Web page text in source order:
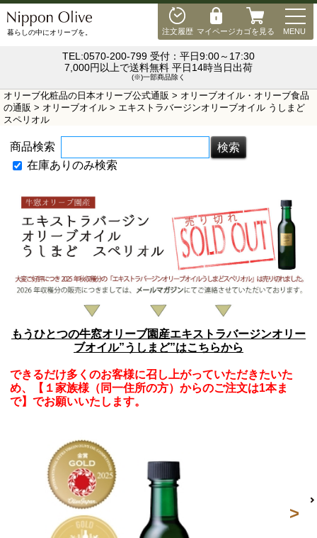
注文履歴 マイページカゴを見る MENU
暮らしの中にオリーブを。
TEL:0570-200-799 受付：平日9:00～17:30
7,000円以上で送料無料 平日14時当日出荷
(※)一部商品除く
オリーブ化粧品の日本オリーブ公式通販 > オリーブオイル・オリーブ食品
の通販 > オリーブオイル > エキストラバージンオリーブオイル うしまど
スペリオル
商品検索
在庫ありのみ検索
もうひとつの牛窓オリーブ園産エキストラバージンオリー
ブオイル”うしまど”はこちらから
できるだけ多くのお客様に召し上がっていただきたいた
め、【１家族様（同一住所の方）からのご注文は1本ま
で】でお願いいたします。